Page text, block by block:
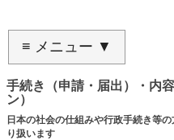
≡ メニュー ▼
手続き（申請・届出）・内
ン）
日本の社会の仕組みや行政手続き等
り扱います